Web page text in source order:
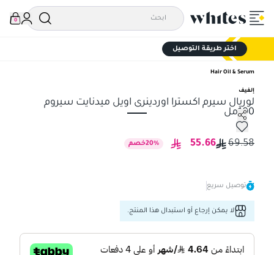
0
اختر طريقة التوصيل
Hair Oil & Serum
إلفيف
لوريال سيرم اكسترا اوردينرى اويل ميدنايت سيروم
100مل
لوريال سيرم اكسترا اوردينرى اويل ميدنايت سيروم 100مل
69.58
55.66
20% خصم
توصيل سريع
لا يمكن إرجاع أو استبدال هذا المنتج.